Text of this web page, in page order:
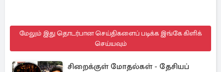
மேலும் இது தொடர்பான செய்திகளைப் படிக்க இங்கே கிளிக்
செய்யவும்
சிறைக்குள் மோதல்கள் - தேசியப்